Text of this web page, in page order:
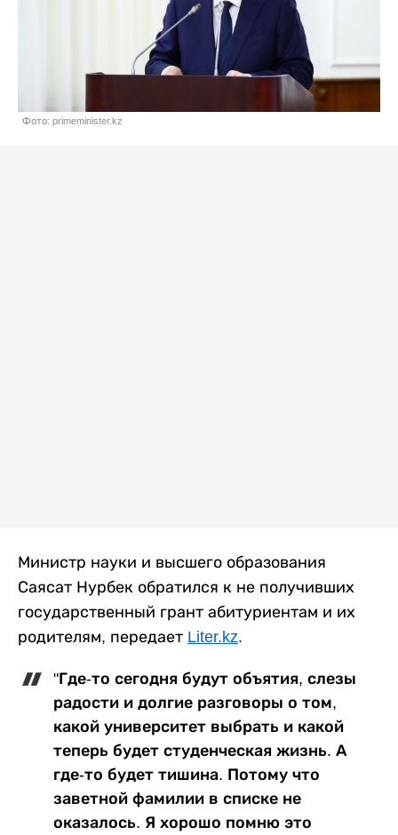
Фото: primeminister.kz
Министр науки и высшего образования
Саясат Нурбек обратился к не получивших
государственный грант абитуриентам и их
родителям, передает Liter.kz.
"Где-то сегодня будут объятия, слезы
радости и долгие разговоры о том,
какой университет выбрать и какой
теперь будет студенческая жизнь. А
где-то будет тишина. Потому что
заветной фамилии в списке не
оказалось. Я хорошо помню это